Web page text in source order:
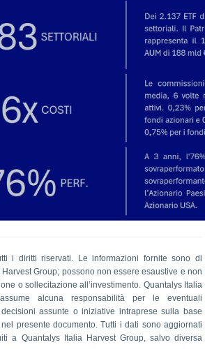
i diritti riservati. Le informazioni fornite sono di
Group; possono non essere esaustive e non
o sollecitazione all’investimento. Quantalys Italia
alcuna responsabilità per le eventuali
assunte o iniziative intraprese sulla base
presente documento. Tutti i dati sono aggiornati
a Quantalys Italia Harvest Group, salvo diversa